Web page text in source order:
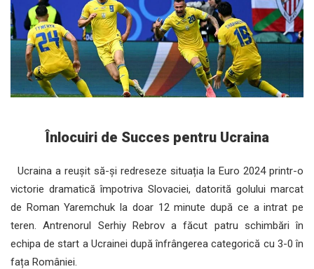
Înlocuiri de Succes pentru Ucraina
Ucraina a reușit să-și redreseze situația la Euro 2024 printr-o
victorie dramatică împotriva Slovaciei, datorită golului marcat
de Roman Yaremchuk la doar 12 minute după ce a intrat pe
teren. Antrenorul Serhiy Rebrov a făcut patru schimbări în
echipa de start a Ucrainei după înfrângerea categorică cu 3-0 în
fața României.